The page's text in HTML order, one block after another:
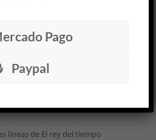
líneas de El rey del tiempo
Pago
Paypal